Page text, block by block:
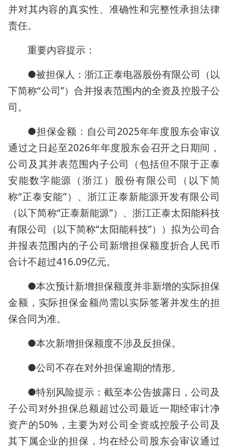
并对其内容的真实性、准确性和完整性承担法律
责任。
重要内容提示：
●被担保人：浙江正泰电器股份有限公司（以
下简称“公司”）合并报表范围内的全资及控股子公
司。
●担保金额：自公司2025年年度股东会审议
通过之日起至2026年年度股东会召开之日期间，
公司及其并表范围内子公司（包括但不限于正泰
安能数字能源（浙江）股份有限公司（以下简
称“正泰安能”）、浙江正泰新能源开发有限公司
（以下简称“正泰新能源”）、浙江正泰太阳能科技
有限公司（以下简称“太阳能科技”））拟为公司合
并报表范围内的子公司新增担保额度折合人民币
合计不超过416.09亿元。
●本次预计新增担保额度并非新增的实际担保
金额，实际担保金额尚需以实际签署并发生的担
保合同为准。
●本次新增担保额度不涉及反担保。
●公司不存在对外担保逾期的情形。
●特别风险提示：截至本公告披露日，公司及
子公司对外担保总额超过公司最近一期经审计净
资产的50%，主要为对公司全资或控股子公司及
其下属企业的担保，均在经公司股东会审议通过